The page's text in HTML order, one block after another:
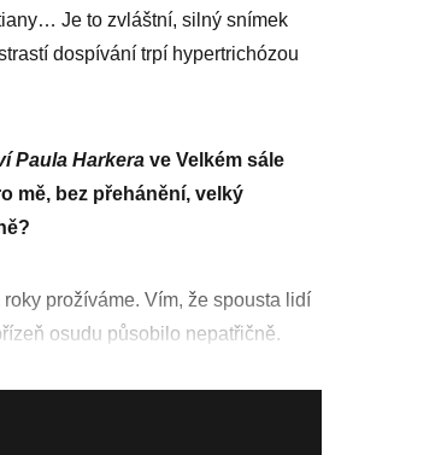
Je to zvláštní, silný snímek
dospívání trpí hypertrichózou
Paula Harkera ve Velkém sále
mě, bez přehánění, velký
prožíváme. Vím, že spousta lidí
osudu působilo nepatřičně.